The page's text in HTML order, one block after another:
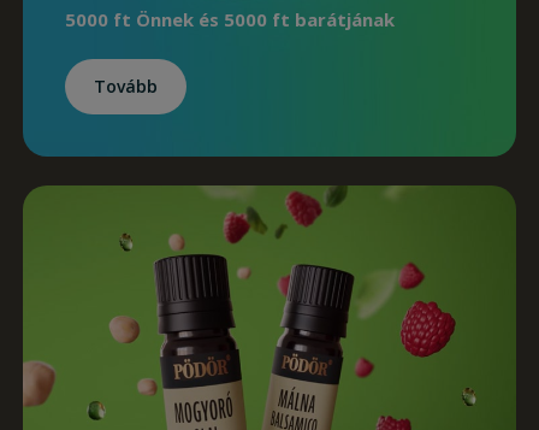
5000 ft Önnek és 5000 ft barátjának
Tovább